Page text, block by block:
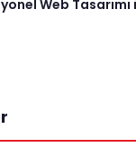
Web Tasarımı